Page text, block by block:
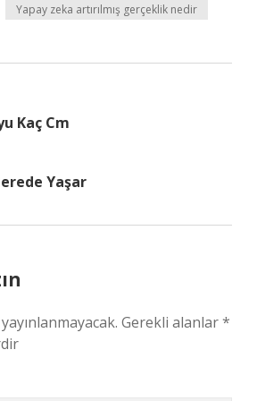
Yapay zeka artırılmış gerçeklik nedir
Kaç Cm
Yaşar
Gerekli alanlar*